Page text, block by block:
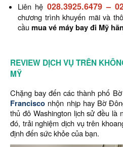
Liên hệ 028.3925.6479–
chương trình khuyến mãi và
cầu mua vé máy bay đi Mỹ
REVIEW DỊCH VỤ TRÊN
MỸ
Chặng bay đến các thành phố
Francisco nhộn nhịp hay Bờ
thủ đô Washington lịch sử đều là
đó, trải nghiệm dịch vụ trên
định đến sức khỏe của bạn.